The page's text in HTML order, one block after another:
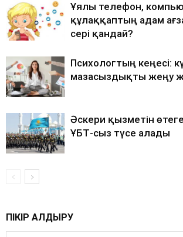
Ұялы телефон,
құлаққаптың адам
әсері қандай?
Психологтың кеңесі:
мазасыздықты жеңу
Әскери қызметін
ҰБТ-сыз түсе алады
ПІКІР ҚАЛДЫРУ